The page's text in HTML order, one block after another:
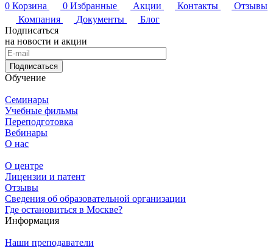
0 Корзина 0 Избранные Акции Контакты
Отзывы
Компания
Документы
Блог
Подписаться
на новости и акции
Подписаться
Обучение
Семинары
Учебные фильмы
Переподготовка
Вебинары
О нас
О центре
Лицензии и патент
Отзывы
Сведения об образовательной организации
Где остановиться в Москве?
Информация
Наши преподаватели